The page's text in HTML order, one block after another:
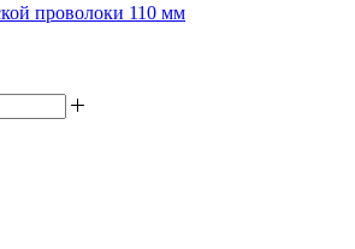
проволоки 110 мм